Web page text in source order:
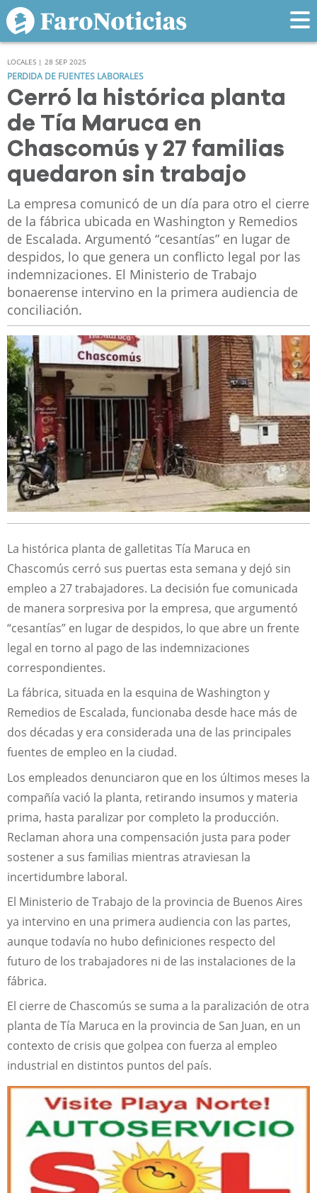
LOCALES | 28 SEP 2025
PERDIDA DE FUENTES LABORALES
Cerró la histórica planta
de Tía Maruca en
Chascomús y 27 familias
quedaron sin trabajo
La empresa comunicó de un día para otro el cierre
de la fábrica ubicada en Washington y Remedios
de Escalada. Argumentó “cesantías” en lugar de
despidos, lo que genera un conflicto legal por las
indemnizaciones. El Ministerio de Trabajo
bonaerense intervino en la primera audiencia de
conciliación.
La histórica planta de galletitas Tía Maruca en
Chascomús cerró sus puertas esta semana y dejó sin
empleo a 27 trabajadores. La decisión fue comunicada
de manera sorpresiva por la empresa, que argumentó
“cesantías” en lugar de despidos, lo que abre un frente
legal en torno al pago de las indemnizaciones
correspondientes.
La fábrica, situada en la esquina de Washington y
Remedios de Escalada, funcionaba desde hace más de
dos décadas y era considerada una de las principales
fuentes de empleo en la ciudad.
Los empleados denunciaron que en los últimos meses la
compañía vació la planta, retirando insumos y materia
prima, hasta paralizar por completo la producción.
Reclaman ahora una compensación justa para poder
sostener a sus familias mientras atraviesan la
incertidumbre laboral.
El Ministerio de Trabajo de la provincia de Buenos Aires
ya intervino en una primera audiencia con las partes,
aunque todavía no hubo definiciones respecto del
futuro de los trabajadores ni de las instalaciones de la
fábrica.
El cierre de Chascomús se suma a la paralización de otra
planta de Tía Maruca en la provincia de San Juan, en un
contexto de crisis que golpea con fuerza al empleo
industrial en distintos puntos del país.